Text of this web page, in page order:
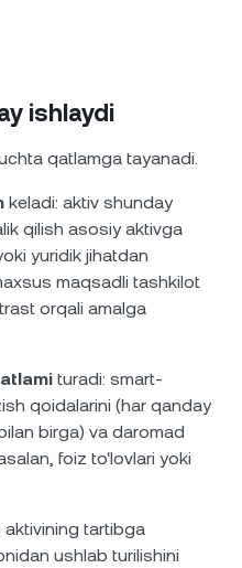
ishlaydi
qatlamga tayanadi.
keladi: aktiv shunday
qilish asosiy aktivga
yuridik jihatdan
maqsadli tashkilot
orqali amalga
turadi: smart-
qoidalarini (har qanday
birga) va daromad
foiz to'lovlari yoki
aktivining tartibga
ushlab turilishini